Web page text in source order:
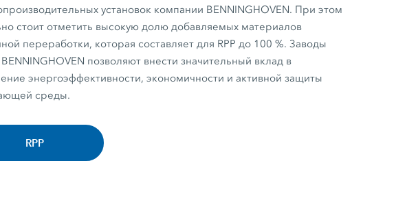
установок компании BENNINGHOVEN. При этом
стоит отметить высокую долю добавляемых материалов
переработки, которая составляет для RPP до 100 %. Заводы
BENNINGHOVEN позволяют внести значительный вклад в
энергоэффективности, экономичности и активной защиты
среды.
RPP